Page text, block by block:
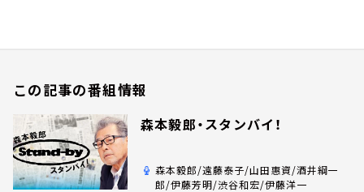
この記事の番組情報
森本毅郎・スタンバイ！
森本毅郎/遠藤泰子/山田惠資/酒井綱一
郎/伊藤芳明/渋谷和宏/伊藤洋一